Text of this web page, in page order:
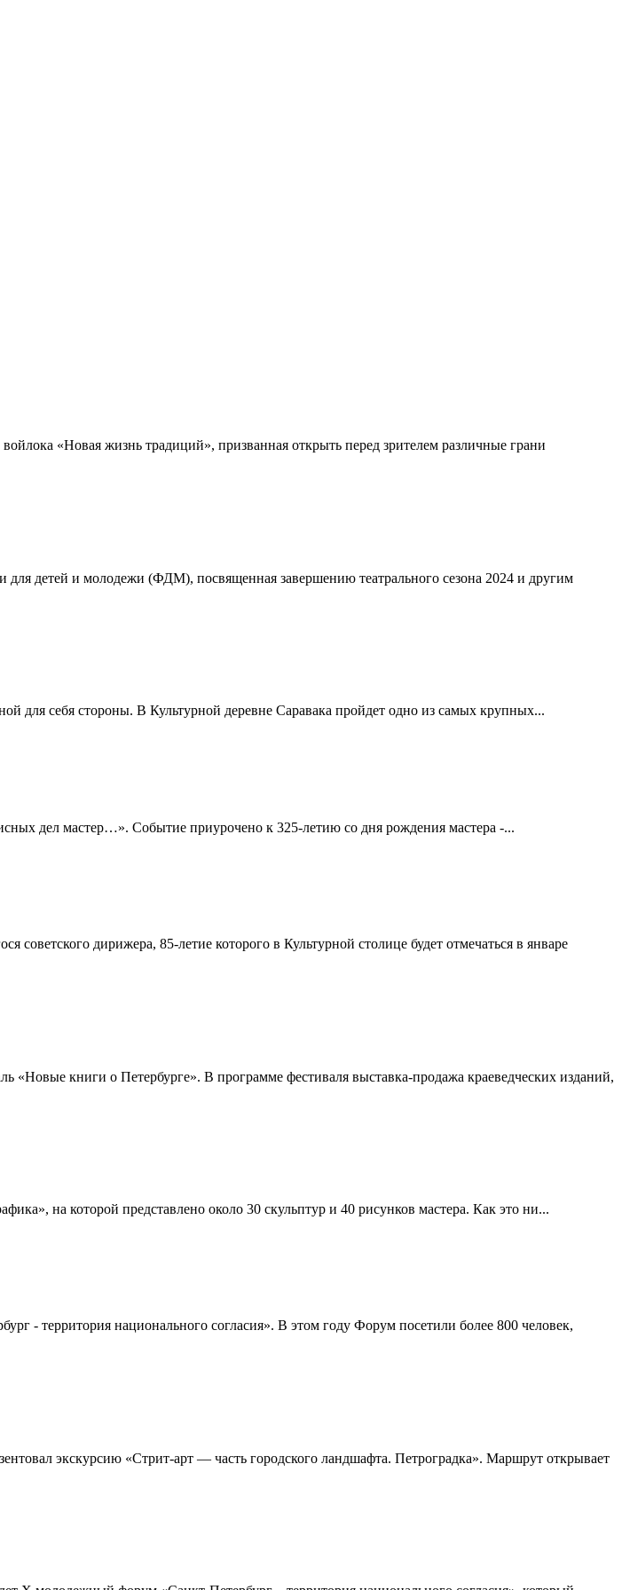
«Новая жизнь традиций», призванная открыть перед зрителем различные грани
для детей и молодежи (ФДМ), посвященная завершению театрального сезона 2024 и другим
для себя стороны. В Культурной деревне Саравака пройдет одно из самых крупных...
дел мастер…». Событие приурочено к 325-летию со дня рождения мастера -...
дирижера, 85-летие которого в Культурной столице будет отмечаться в январе
книги о Петербурге». В программе фестиваля выставка-продажа краеведческих изданий,
на которой представлено около 30 скульптур и 40 рисунков мастера. Как это ни...
- территория национального согласия». В этом году Форум посетили более 800 человек,
экскурсию «Стрит-арт — часть городского ландшафта. Петроградка». Маршрут открывает